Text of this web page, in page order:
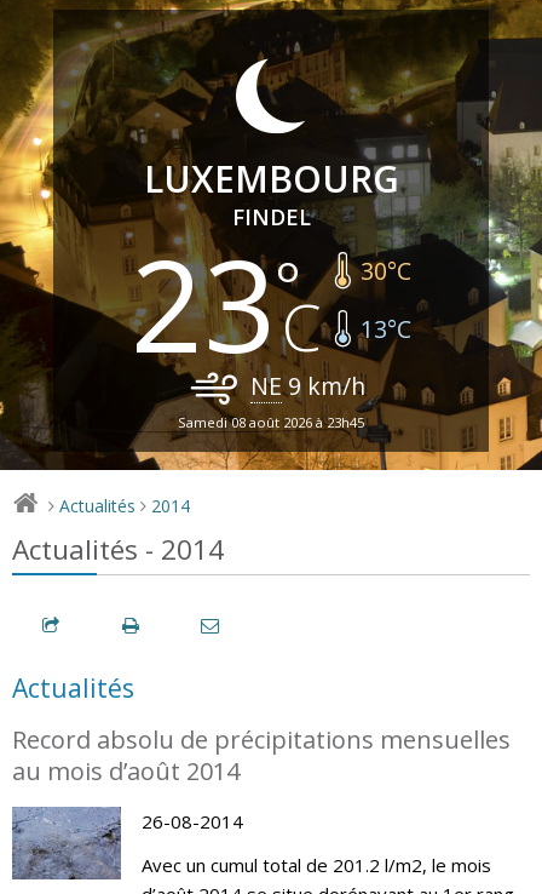
LUXEMBOURG
FINDEL
23 30°C
13°C
NE9 km/h
Samedi 08 août 2026 à 23h45
> Actualités > 2014
Actualités - 2014
Actualités
Record absolu de précipitations mensuelles
au mois d’août 2014
26-08-2014
Avec un cumul total de 201.2 l/m2, le mois